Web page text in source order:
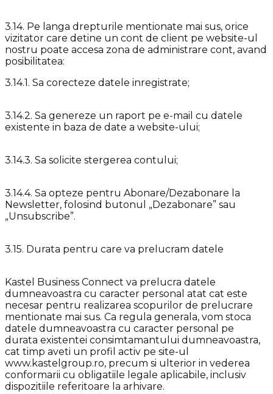
3.14. Pe langa drepturile mentionate mai sus, orice
vizitator care detine un cont de client pe website-ul
nostru poate accesa zona de administrare cont, avand
posibilitatea:
3.14.1. Sa corecteze datele inregistrate;
3.14.2. Sa genereze un raport pe e-mail cu datele
existente in baza de date a website-ului;
3.14.3. Sa solicite stergerea contului;
3.14.4. Sa opteze pentru Abonare/Dezabonare la
Newsletter, folosind butonul „Dezabonare” sau
„Unsubscribe”.
3.15. Durata pentru care va prelucram datele
Kastel Business Connect va prelucra datele
dumneavoastra cu caracter personal atat cat este
necesar pentru realizarea scopurilor de prelucrare
mentionate mai sus. Ca regula generala, vom stoca
datele dumneavoastra cu caracter personal pe
durata existentei consimtamantului dumneavoastra,
cat timp aveti un profil activ pe site-ul
www.kastelgroup.ro, precum si ulterior in vederea
conformarii cu obligatiile legale aplicabile, inclusiv
dispozitiile referitoare la arhivare.